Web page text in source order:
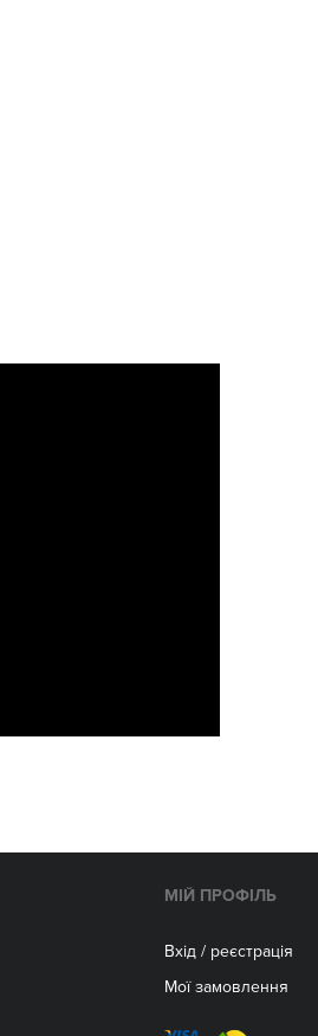
МІЙ ПРОФІЛЬ
Вхід / реєстрація
Мої замовлення